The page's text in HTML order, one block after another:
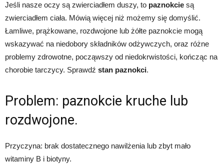
Jeśli nasze oczy są zwierciadłem duszy, to paznokcie są
zwierciadłem ciała. Mówią więcej niż możemy się domyślić.
Łamliwe, prążkowane, rozdwojone lub żółte paznokcie mogą
wskazywać na niedobory składników odżywczych, oraz różne
problemy zdrowotne, począwszy od niedokrwistości, kończąc na
chorobie tarczycy. Sprawdź stan paznokci.
Problem: paznokcie kruche lub
rozdwojone.
Przyczyna: brak dostatecznego nawilżenia lub zbyt mało
witaminy B i biotyny.